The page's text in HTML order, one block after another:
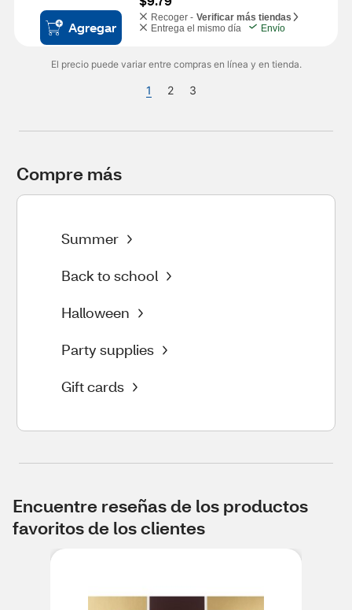
Agregar
Recoger - Verificar más tiendas
Entrega el mismo día
Envío
El precio puede variar entre compras en línea y en tienda.
1 2 3
Compre más
Summer
Back to school
Halloween
Party supplies
Gift cards
Encuentre reseñas de los productos
favoritos de los clientes